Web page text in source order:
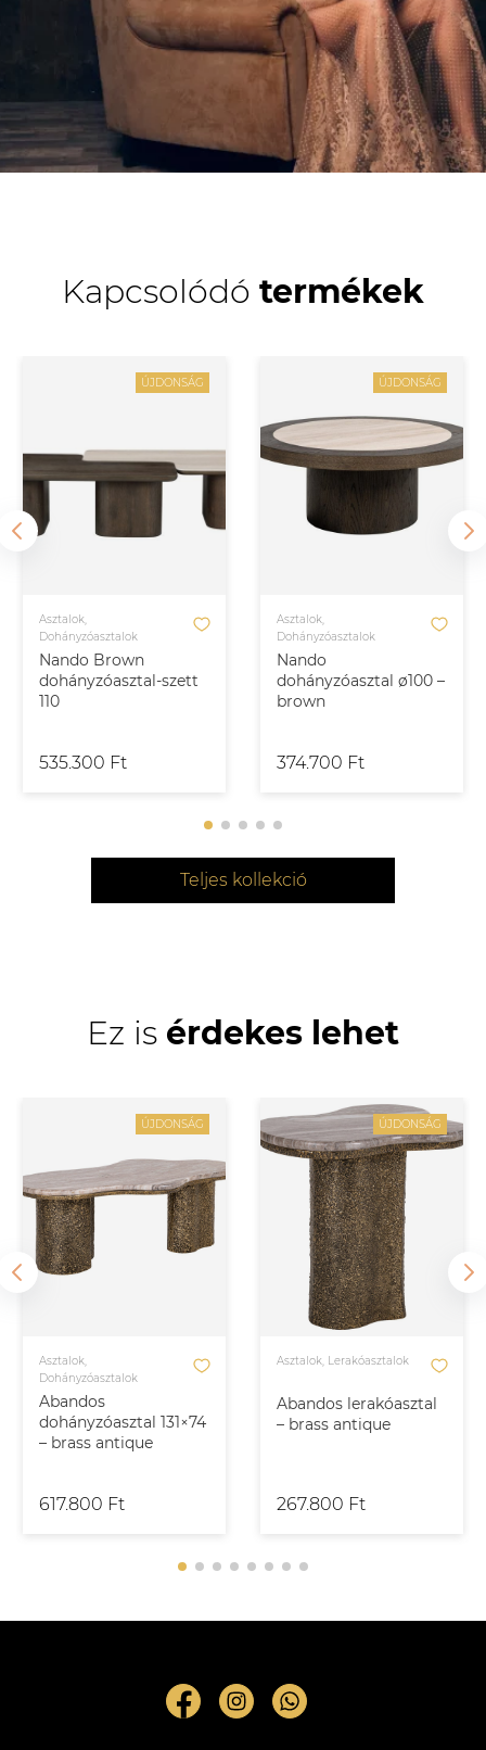
Kapcsolódó termékek
ÚJDONSÁG
Nando Brown
dohányzóasztal-szett
110
Asztalok,
Dohányzóasztalok
535.300 Ft
ÚJDONSÁG
Nando
dohányzóasztal ø100 –
brown
Asztalok,
Dohányzóasztalok
374.700 Ft
Teljes kollekció
Ez is érdekes lehet
ÚJDONSÁG
Abandos
dohányzóasztal 131×74
– brass antique
Asztalok,
Dohányzóasztalok
617.800 Ft
ÚJDONSÁG
Abandos lerakóasztal
– brass antique
Asztalok, Lerakóasztalok
267.800 Ft